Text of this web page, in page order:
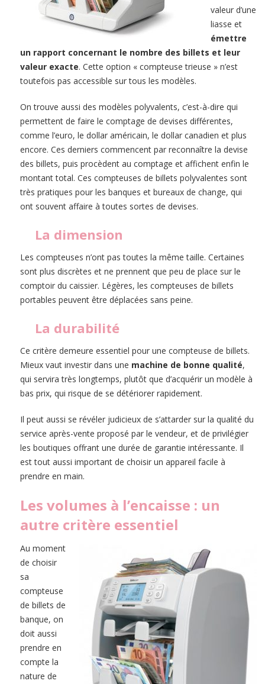
valeur d’une
liasse et
émettre
un rapport concernant le nombre des billets et leur
valeur exacte. Cette option « compteuse trieuse » n’est
toutefois pas accessible sur tous les modèles.
On trouve aussi des modèles polyvalents, c’est-à-dire qui
permettent de faire le comptage de devises différentes,
comme l’euro, le dollar américain, le dollar canadien et plus
encore. Ces derniers commencent par reconnaître la devise
des billets, puis procèdent au comptage et affichent enfin le
montant total. Ces compteuses de billets polyvalentes sont
très pratiques pour les banques et bureaux de change, qui
ont souvent affaire à toutes sortes de devises.
La dimension
Les compteuses n’ont pas toutes la même taille. Certaines
sont plus discrètes et ne prennent que peu de place sur le
comptoir du caissier. Légères, les compteuses de billets
portables peuvent être déplacées sans peine.
La durabilité
Ce critère demeure essentiel pour une compteuse de billets.
Mieux vaut investir dans une machine de bonne qualité,
qui servira très longtemps, plutôt que d’acquérir un modèle à
bas prix, qui risque de se détériorer rapidement.
Il peut aussi se révéler judicieux de s’attarder sur la qualité du
service après-vente proposé par le vendeur, et de privilégier
les boutiques offrant une durée de garantie intéressante. Il
est tout aussi important de choisir un appareil facile à
prendre en main.
Les volumes à l’encaisse : un
autre critère essentiel
Au moment
de choisir
sa
compteuse
de billets de
banque, on
doit aussi
prendre en
compte la
nature de